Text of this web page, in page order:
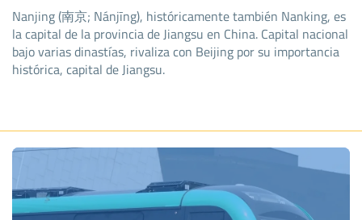
Nanjing (南京; Nánjīng), históricamente también Nanking, es
la capital de la provincia de Jiangsu en China. Capital nacional
bajo varias dinastías, rivaliza con Beijing por su importancia
histórica, capital de Jiangsu.